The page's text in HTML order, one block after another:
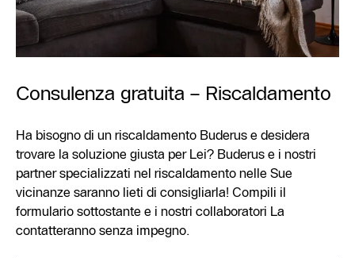
Consulenza gratuita – Riscaldamento
Ha bisogno di un riscaldamento Buderus e desidera
trovare la soluzione giusta per Lei? Buderus e i nostri
partner specializzati nel riscaldamento nelle Sue
vicinanze saranno lieti di consigliarla! Compili il
formulario sottostante e i nostri collaboratori La
contatteranno senza impegno.